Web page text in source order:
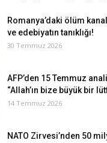
Romanya’daki ölüm
ve edebiyatın tanıklığı!
30 Temmuz 2026
AFP’den 15 Temmuz
“Allah’ın bize büyük bir
14 Temmuz 2026
NATO Zirvesi’nden 50